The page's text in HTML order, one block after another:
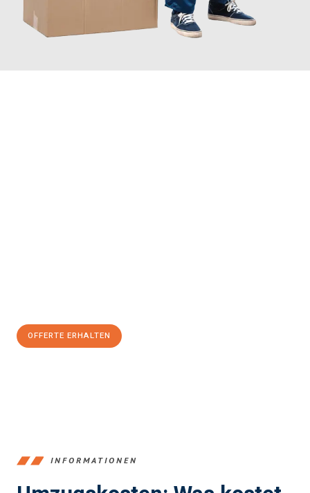
OFFERTE ERHALTEN
INFORMATIONEN